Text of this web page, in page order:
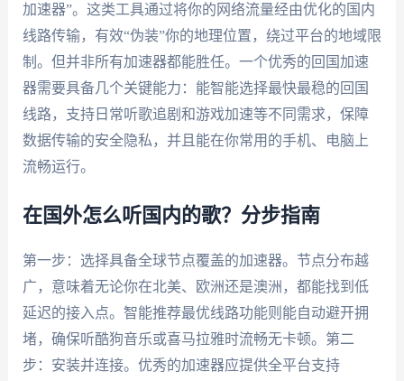
加速器”。这类工具通过将你的网络流量经由优化的国内
线路传输，有效“伪装”你的地理位置，绕过平台的地域限
制。但并非所有加速器都能胜任。一个优秀的回国加速
器需要具备几个关键能力：能智能选择最快最稳的回国
线路，支持日常听歌追剧和游戏加速等不同需求，保障
数据传输的安全隐私，并且能在你常用的手机、电脑上
流畅运行。
在国外怎么听国内的歌？分步指南
第一步：选择具备全球节点覆盖的加速器。节点分布越
广，意味着无论你在北美、欧洲还是澳洲，都能找到低
延迟的接入点。智能推荐最优线路功能则能自动避开拥
堵，确保听酷狗音乐或喜马拉雅时流畅无卡顿。第二
步：安装并连接。优秀的加速器应提供全平台支持